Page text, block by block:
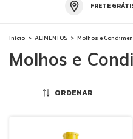
FRETE
Início > ALIMENTOS > Molhos e
Molhos e
ORDENAR